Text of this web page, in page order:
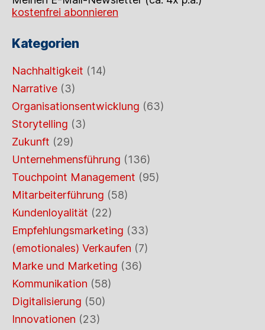
kostenfrei abonnieren
Kategorien
Nachhaltigkeit (14)
Narrative (3)
Organisationsentwicklung (63)
Storytelling (3)
Zukunft (29)
Unternehmensführung (136)
Touchpoint Management (95)
Mitarbeiterführung (58)
Kundenloyalität (22)
Empfehlungsmarketing (33)
(emotionales) Verkaufen (7)
Marke und Marketing (36)
Kommunikation (58)
Digitalisierung (50)
Innovationen (23)